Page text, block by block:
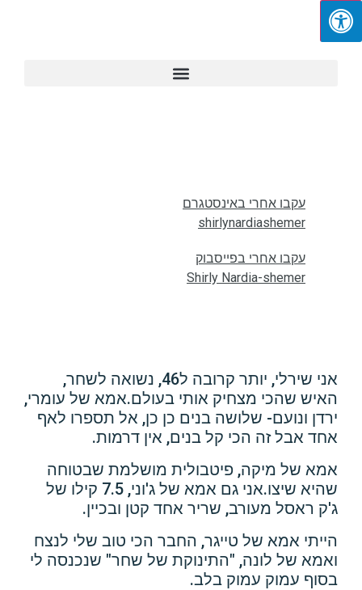
עקבו אחרי באינסטגרם
shirlynardiashemer
עקבו אחרי בפייסבוק
Shirly Nardia-shemer
אני שירלי, יותר קרובה ל46, נשואה לשחר,
האיש שהכי מצחיק אותי בעולם.אמא של עומרי,
ירדן ונועם- שלושה בנים כן כן, אל תספרו לאף
אחד אבל זה הכי קל בנים, אין דרמות.
אמא של מיקה, פיטבולית מושלמת שבטוחה
שהיא שיצו.אני גם אמא של ג'וני, 7.5 קילו של
ג'ק ראסל מעורב, שריר אחד קטן ובכיין.
הייתי אמא של טייגר, החבר הכי טוב שלי לנצח
ואמא של לונה, "התינוקת של שחר" שנכנסה לי
בסוף עמוק עמוק בלב.